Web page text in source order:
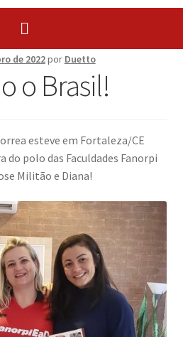
de 2022por Duetto
o Brasil!
esteve em Fortaleza/CE
do polo das Faculdades Fanorpi
Militão e Diana!